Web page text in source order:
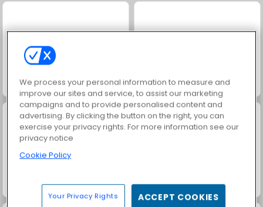
Crazy Bus Station Sort Parking
Grand Mahjong Connect Juice Merge
We process your personal information to measure and
improve our sites and service, to assist our marketing
campaigns and to provide personalised content and
advertising. By clicking the button on the right, you can
exercise your privacy rights. For more information see our
privacy notice
Cookie Policy
Your Privacy Rights ACCEPT COOKIES